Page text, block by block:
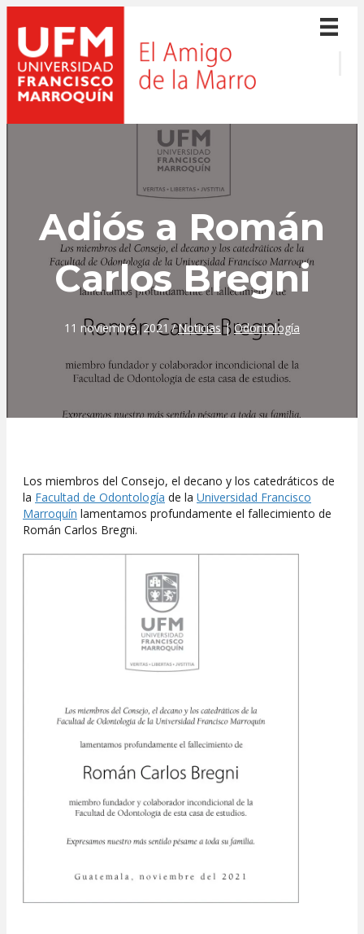
Adiós a Román
Carlos Bregni
11 noviembre, 2021 /Noticias|Odontología
Los miembros del Consejo, el decano y los catedráticos de
la Facultad de Odontología de la Universidad Francisco
Marroquín lamentamos profundamente el fallecimiento de
Román Carlos Bregni.